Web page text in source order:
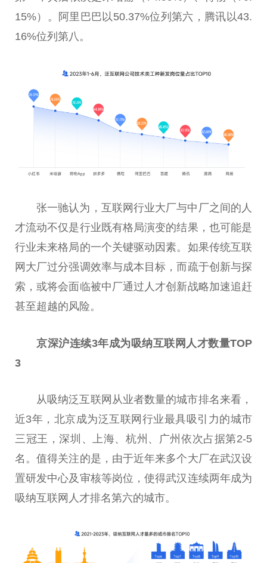
15%）。阿里巴巴以50.37%位列第六，腾讯以43.
16%位列第八。
张一驰认为，互联网行业大厂与中厂之间的人
才流动不仅是行业既有格局演变的结果，也可能是
行业未来格局的一个关键驱动因素。如果传统互联
网大厂过分强调效率与成本目标，而疏于创新与探
索，或将会面临被中厂通过人才创新战略加速追赶
甚至超越的风险。
京深沪连续3年成为吸纳互联网人才数量TOP
3
从吸纳泛互联网从业者数量的城市排名来看，
近3年，北京成为泛互联网行业最具吸引力的城市
三冠王，深圳、上海、杭州、广州依次占据第2-5
名。值得关注的是，由于近年来多个大厂在武汉设
置研发中心及审核等岗位，使得武汉连续两年成为
吸纳互联网人才排名第六的城市。